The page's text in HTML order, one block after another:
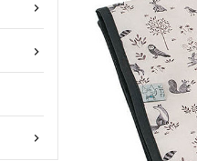


